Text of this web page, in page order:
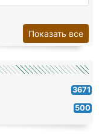
3671
500
Показать все